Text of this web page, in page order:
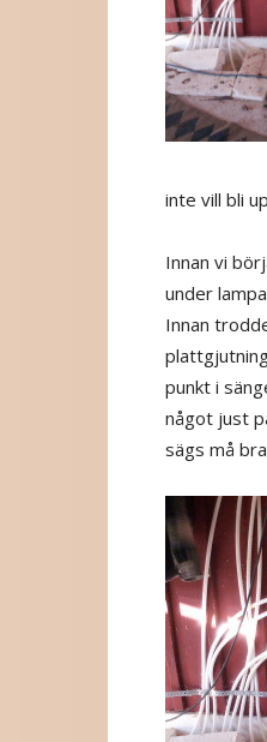
inte vill bli
Innan vi
under
Innan
punkt i
något just
sägs må